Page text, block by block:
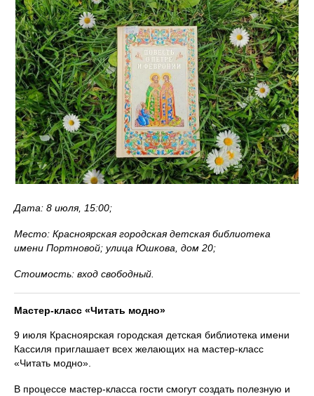
Дата: 8 июля, 15:00;
Место: Красноярская городская детская библиотека
имени Портновой; улица Юшкова, дом 20;
Стоимость: вход свободный.
Мастер-класс «Читать модно»
9 июля Красноярская городская детская библиотека имени
Кассиля приглашает всех желающих на мастер-класс
«Читать модно».
В процессе мастер-класса гости смогут создать полезную и